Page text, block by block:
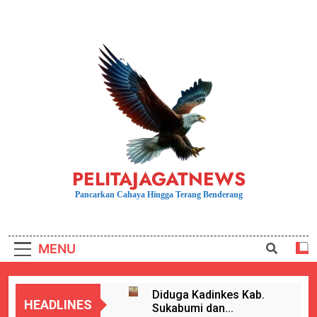
PELITAJAGATNEWS
Pancarkan Cahaya Hingga Terang Benderang
MENU
HEADLINES
Diduga Kadinkes Kab.
Sukabumi dan